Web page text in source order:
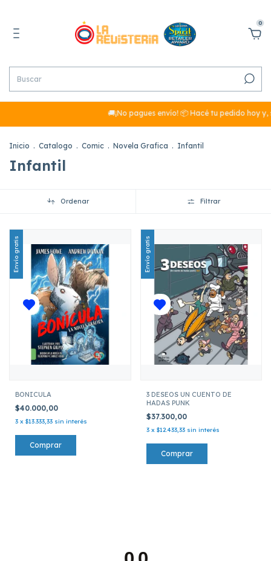
0
🚚¡No pagues envío! 📦 Hacé tu pedido hoy
Inicio . Catalogo . Comic . Novela Grafica . Infantil
Infantil
Ordenar Filtrar
Envío gratis
BONICULA
$40.000,00
3 x $13.333,33 sin interés
Envío gratis
3 DESEOS UN CUENTO DE
HADAS PUNK
$37.300,00
3 x $12.433,33 sin interés